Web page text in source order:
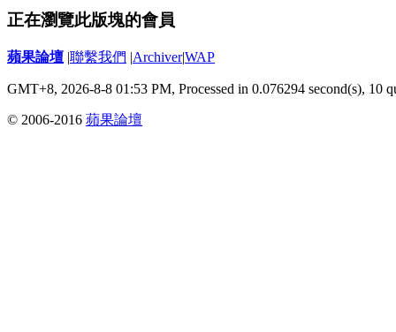
正在瀏覽此版塊的會員
蘋果論壇 |聯繫我們 |Archiver|WAP
GMT+8, 2026-8-8 01:53 PM, Processed in 0.076294 second(s), 10
© 2006-2016 蘋果論壇